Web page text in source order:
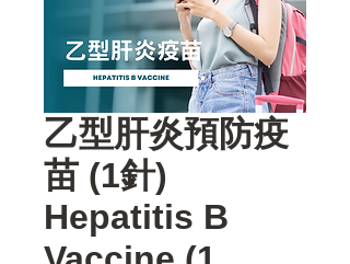
乙型肝炎預防疫
苗 (1針)
Hepatitis B